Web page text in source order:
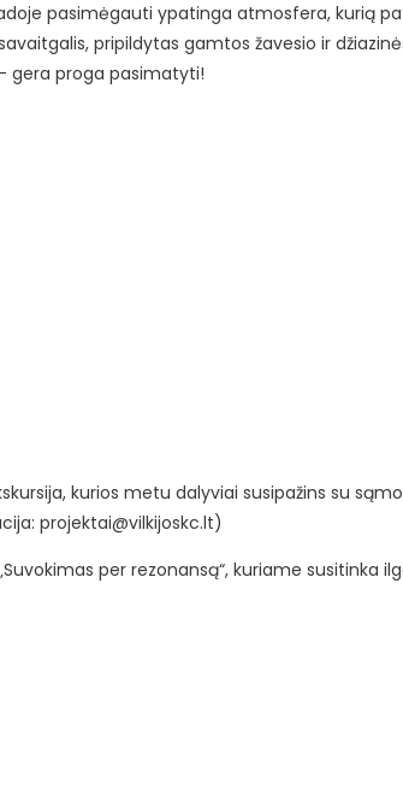
pasimėgauti ypatinga atmosfera, kurią
pripildytas gamtos žavesio ir
gera proga pasimatyti!
kurios metu dalyviai susipažins su
projektai@vilkijoskc.lt)
per rezonansą“, kuriame susitinka